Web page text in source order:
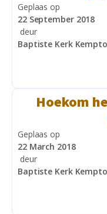
Geplaas op
22 September 2018
deur
Baptiste Kerk
Hoekom
Geplaas op
22 March 2018
deur
Baptiste Kerk